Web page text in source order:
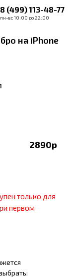
8 (499) 113-48-77
пн-вс 10:00 до 22:00
на iPhone
2890р
только для
первом